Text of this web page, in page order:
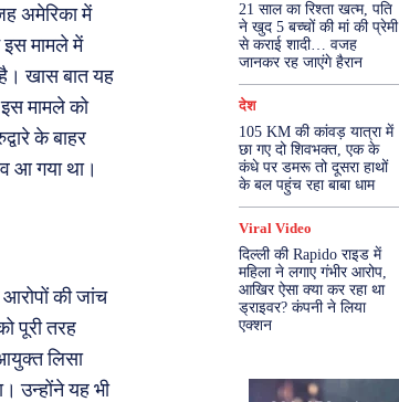
अमेरिका में
इस मामले में
खास बात यह
मामले को
के बाहर
आ गया था।
की जांच
पूरी तरह
लिसा
उन्होंने यह भी
21 साल का रिश्ता खत्म, पति
ने खुद 5 बच्चों की मां की प्रेमी
से कराई शादी… वजह
जानकर रह जाएंगे हैरान
देश
105 KM की कांवड़ यात्रा में
छा गए दो शिवभक्त, एक के
कंधे पर डमरू तो दूसरा हाथों
के बल पहुंच रहा बाबा धाम
Viral Video
दिल्ली की Rapido राइड में
महिला ने लगाए गंभीर आरोप,
आखिर ऐसा क्या कर रहा था
ड्राइवर? कंपनी ने लिया
एक्शन